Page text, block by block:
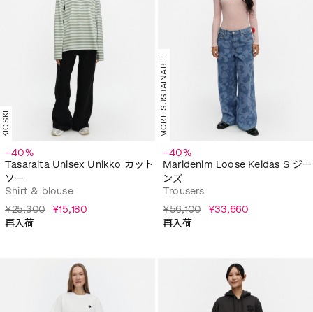
KIOSKI
−40%
Tasaraita Unisex Unikko カット
ソー
Shirt & blouse
¥25,300 ¥15,180
再入荷
MORE SUSTAINABLE
−40%
Maridenim Loose Keidas S ジー
ンズ
Trousers
¥56,100 ¥33,660
再入荷